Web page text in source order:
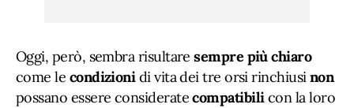
Oggi, però, sembra risultaresempre più chiaro
come le condizionidi vita dei tre orsi rinchiusinon
possano essere consideratecompatibilicon la loro